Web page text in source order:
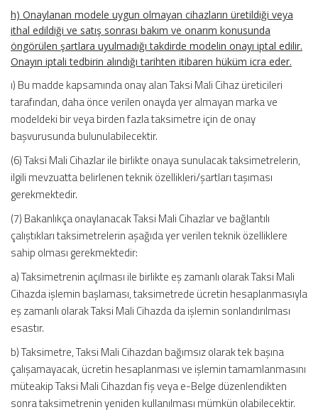
h) Onaylanan modele uygun olmayan cihazların üretildiği veya
ithal edildiği ve satış sonrası bakım ve onarım konusunda
öngörülen şartlara uyulmadığı takdirde modelin onayı iptal edilir.
Onayın iptali tedbirin alındığı tarihten itibaren hüküm icra eder.
ı) Bu madde kapsamında onay alan Taksi Mali Cihaz üreticileri
tarafından, daha önce verilen onayda yer almayan marka ve
modeldeki bir veya birden fazla taksimetre için de onay
başvurusunda bulunulabilecektir.
(6) Taksi Mali Cihazlar ile birlikte onaya sunulacak taksimetrelerin,
ilgili mevzuatta belirlenen teknik özellikleri/şartları taşıması
gerekmektedir.
(7) Bakanlıkça onaylanacak Taksi Mali Cihazlar ve bağlantılı
çalıştıkları taksimetrelerin aşağıda yer verilen teknik özelliklere
sahip olması gerekmektedir:
a) Taksimetrenin açılması ile birlikte eş zamanlı olarak Taksi Mali
Cihazda işlemin başlaması, taksimetrede ücretin hesaplanmasıyla
eş zamanlı olarak Taksi Mali Cihazda da işlemin sonlandırılması
esastır.
b) Taksimetre, Taksi Mali Cihazdan bağımsız olarak tek başına
çalışamayacak, ücretin hesaplanması ve işlemin tamamlanmasını
müteakip Taksi Mali Cihazdan fiş veya e-Belge düzenlendikten
sonra taksimetrenin yeniden kullanılması mümkün olabilecektir.